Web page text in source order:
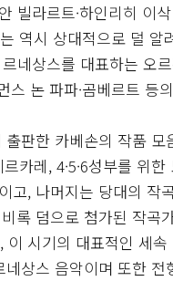
빌라르트·하인리히
역시 상대적으로 덜
네상스를 대표하는 오
스 논 파파·곰베르트
판한 카베손의 작품
카레, 4·5·6성부를 위
고, 나머지는 당대의 작
록 덤으로 첨가된 작곡
시기의 대표적인 세
상스 음악이며 또한